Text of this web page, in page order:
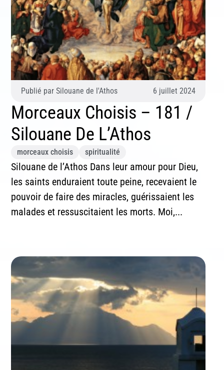
Publié par Silouane de l'Athos 6 juillet 2024
Morceaux Choisis – 181 /
Silouane De L’Athos
morceaux choisis spiritualité
Silouane de l’Athos Dans leur amour pour Dieu,
les saints enduraient toute peine, recevaient le
pouvoir de faire des miracles, guérissaient les
malades et ressuscitaient les morts. Moi,...